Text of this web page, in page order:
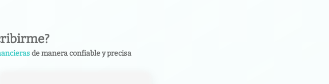
de manera confiable y precisa